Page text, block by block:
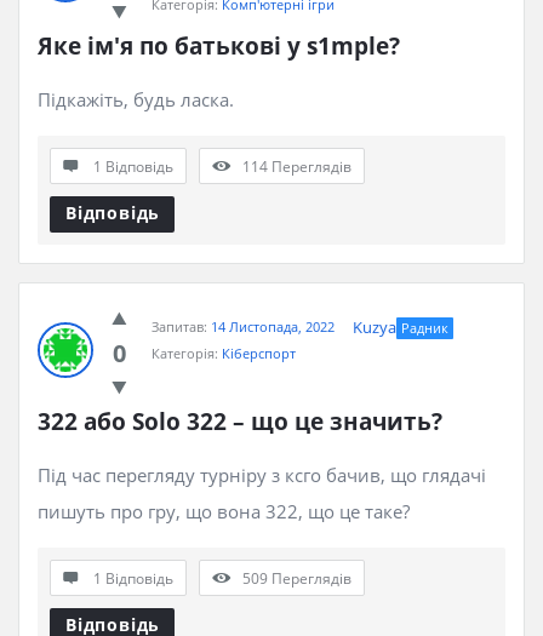
Категорія: Комп'ютерні ігри
Яке ім'я по батькові у s1mple?
Підкажіть, будь ласка.
1 Відповідь 114 Переглядів
Відповідь
0
Kuzya Радник
Запитав: 14 Листопада, 2022
Категорія: Кіберспорт
322 або Solo 322 – що це значить?
Під час перегляду турніру з ксго бачив, що глядачі
пишуть про гру, що вона 322, що це таке?
1 Відповідь 509 Переглядів
Відповідь